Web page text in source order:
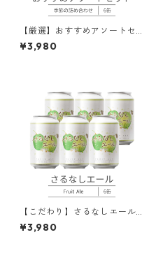
【厳選】おすすめアソートセ
ット 6本入｜季節のクラフトビ
ール
¥3,980
【こだわり】さるなしエール F
ruit Ale 6本入｜玉川村特産品
クラフトビール
¥3,980